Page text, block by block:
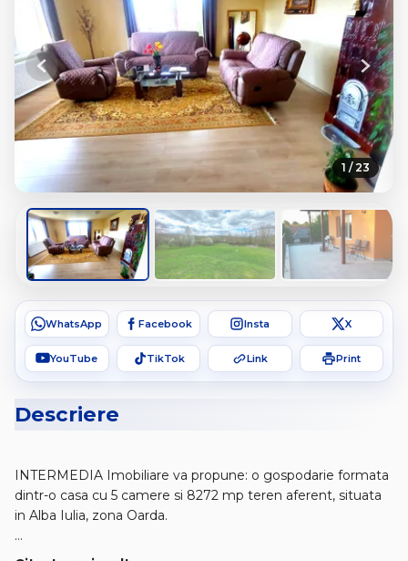
1 / 23
Previous Next
WhatsApp Facebook Insta X
YouTube TikTok Link Print
Descriere
INTERMEDIA Imobiliare va propune: o gospodarie formata
dintr-o casa cu 5 camere si 8272 mp teren aferent, situata
in Alba Iulia, zona Oarda.
Casa este situata intr-o zona foarte linistita si este